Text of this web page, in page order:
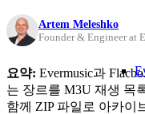
Artem Meleshko
Founder & Engineer at
요약: Evermusic과
는 장르를 M3U 재생 목
함께 ZIP 파일로 아카이